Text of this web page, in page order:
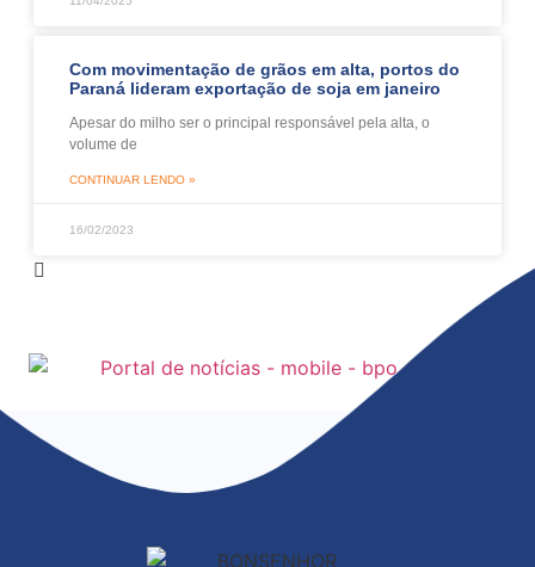
Com movimentação de grãos em alta, portos do
Paraná lideram exportação de soja em janeiro
Apesar do milho ser o principal responsável pela alta, o
volume de
CONTINUAR LENDO »
16/02/2023